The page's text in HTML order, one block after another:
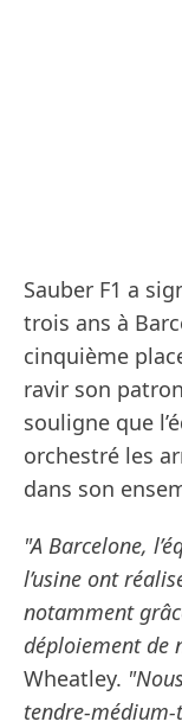
Sauber F1 a
trois ans à
cinquième
ravir son
souligne que
orchestré les
dans son
"A Barcelone,
l’usine ont
notamment
déploiement de
Wheatley.
tendre-médium-